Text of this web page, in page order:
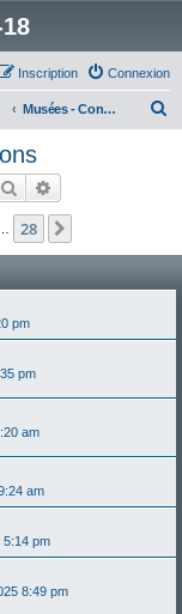
Connexion
Inscription
Musées - Conférences - Expositions
e
Rechercher
28
pm
pm
am
am
5:14 pm
8:49 pm